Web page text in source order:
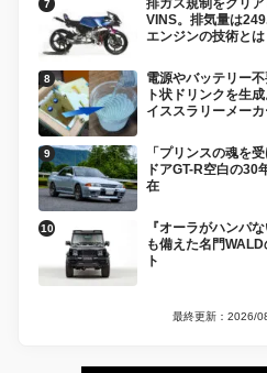
VINS。排気量は
エンジンの技術とは
電源やバッテリー
ト状ドリンクを生
イススラリーメーカ
「プリンスの魂を
ドアGT-R空白の30
在
『オーラがハンパ
も備えた名門
ト
最終更新：2026/